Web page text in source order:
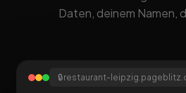
Daten, deinem Namen,
🔒restaurant-